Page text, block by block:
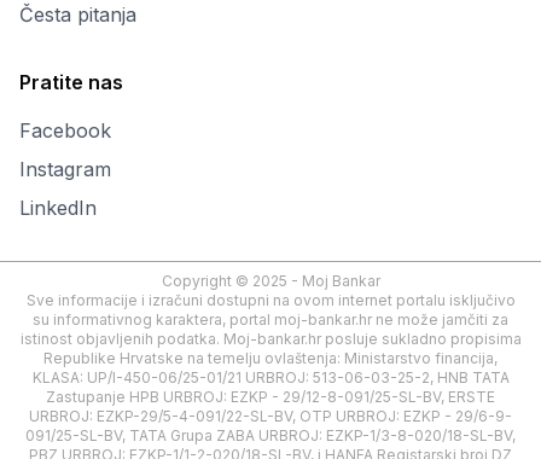
Česta pitanja
Pratite nas
Facebook
Instagram
LinkedIn
Copyright © 2025 - Moj Bankar
Sve informacije i izračuni dostupni na ovom internet portalu isključivo
su informativnog karaktera, portal moj-bankar.hr ne može jamčiti za
istinost objavljenih podatka. Moj-bankar.hr posluje sukladno propisima
Republike Hrvatske na temelju ovlaštenja: Ministarstvo financija,
KLASA: UP/I-450-06/25-01/21 URBROJ: 513-06-03-25-2, HNB TATA
Zastupanje HPB URBROJ: EZKP - 29/12-8-091/25-SL-BV, ERSTE
URBROJ: EZKP-29/5-4-091/22-SL-BV, OTP URBROJ: EZKP - 29/6-9-
091/25-SL-BV, TATA Grupa ZABA URBROJ: EZKP-1/3-8-020/18-SL-BV,
PBZ URBROJ: EZKP-1/1-2-020/18-SL-BV, i HANFA Registarski broj DZ